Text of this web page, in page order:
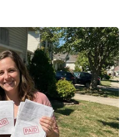
trợ nhiều hơn
thanh khoản khẩn cấp
sự thất bại của ngân
hàng Signature Bank.